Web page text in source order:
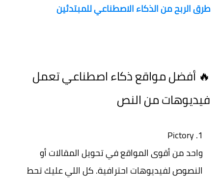
طرق الربح من الذكاء الاصطناعي للمبتدئين
🔥 أفضل مواقع ذكاء اصطناعي تعمل
فيديوهات من النص
Pictory
واحد من أقوى المواقع في تحويل المقالات أو
النصوص لفيديوهات احترافية. كل اللي عليك تحط